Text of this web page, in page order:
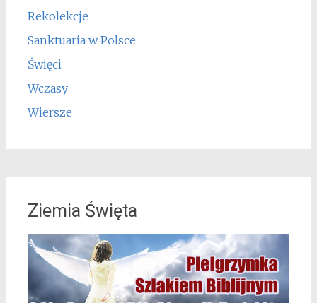
Rekolekcje
Sanktuaria w Polsce
Święci
Wczasy
Wiersze
Ziemia Święta